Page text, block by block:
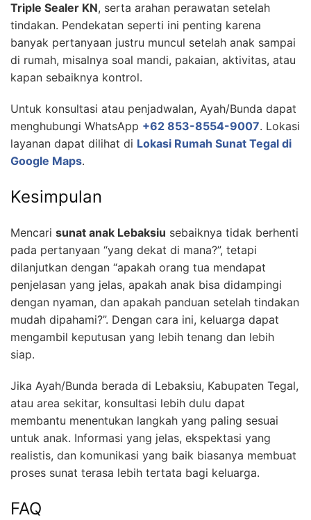
Triple Sealer KN, serta arahan perawatan setelah
tindakan. Pendekatan seperti ini penting karena
banyak pertanyaan justru muncul setelah anak sampai
di rumah, misalnya soal mandi, pakaian, aktivitas, atau
kapan sebaiknya kontrol.
Untuk konsultasi atau penjadwalan, Ayah/Bunda dapat
menghubungi WhatsApp +62 853-8554-9007. Lokasi
layanan dapat dilihat di Lokasi Rumah Sunat Tegal di
Google Maps.
Kesimpulan
Mencari sunat anak Lebaksiu sebaiknya tidak berhenti
pada pertanyaan “yang dekat di mana?”, tetapi
dilanjutkan dengan “apakah orang tua mendapat
penjelasan yang jelas, apakah anak bisa didampingi
dengan nyaman, dan apakah panduan setelah tindakan
mudah dipahami?”. Dengan cara ini, keluarga dapat
mengambil keputusan yang lebih tenang dan lebih
siap.
Jika Ayah/Bunda berada di Lebaksiu, Kabupaten Tegal,
atau area sekitar, konsultasi lebih dulu dapat
membantu menentukan langkah yang paling sesuai
untuk anak. Informasi yang jelas, ekspektasi yang
realistis, dan komunikasi yang baik biasanya membuat
proses sunat terasa lebih tertata bagi keluarga.
FAQ